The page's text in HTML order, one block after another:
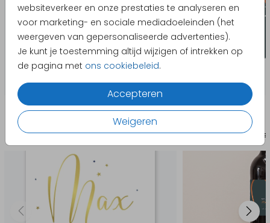
websiteverkeer en onze prestaties te analyseren en
voor marketing- en sociale mediadoeleinden (het
weergeven van gepersonaliseerde advertenties).
Je kunt je toestemming altijd wijzigen of intrekken op
de pagina met ons cookiebeleid.
Accepteren
Weigeren
Producten die hierop lijken
Geboortekaartje